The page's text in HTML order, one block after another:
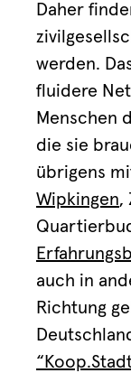
Daher
werden.
fluidere
Menschen
die sie
übrigens
Wipkingen,
auch in
Richtung